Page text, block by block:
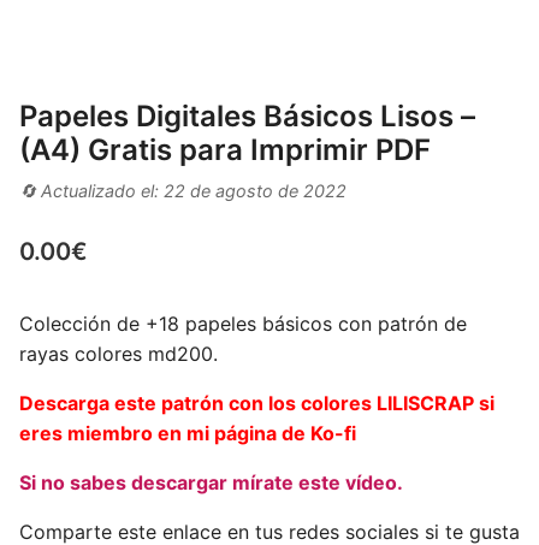
Papeles Digitales Básicos Lisos –
(A4) Gratis para Imprimir PDF
🔄 Actualizado el: 22 de agosto de 2022
0.00€
Colección de +18 papeles básicos con patrón de
rayas colores md200.
Descarga este patrón con los colores LILISCRAP si
eres miembro en mi página de Ko-fi
Si no sabes descargar mírate este vídeo.
Comparte este enlace en tus redes sociales si te gusta